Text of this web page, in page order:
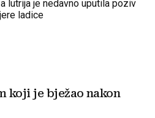
lutrija je nedavno uputila poziv
ladice
koji je bježao nakon